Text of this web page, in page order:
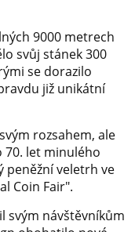
9000 metrech
svůj stánek 300
se dorazilo
již unikátní
rozsahem, ale
let minulého
peněžní veletrh ve
Coin Fair".
svým návštěvníkům